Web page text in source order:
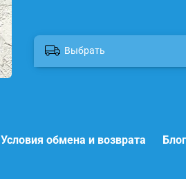
Выбрать
Условия обмена и возврата Блог